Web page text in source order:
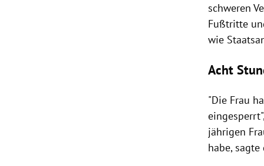
schweren
Fußtritte
wie
Acht
"Die Frau
jährigen
habe,